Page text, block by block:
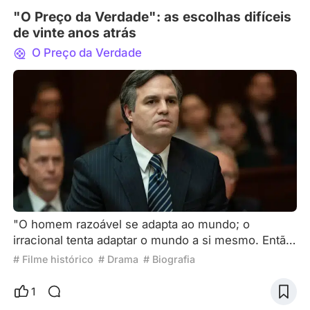
"O Preço da Verdade": as escolhas difíceis
de vinte anos atrás
O Preço da Verdade
"O homem razoável se adapta ao mundo; o
irracional tenta adaptar o mundo a si mesmo. Então,
o progresso depende do homem irracional."
escolhas que fazemos em momentos críticos da
# Filme histórico # Drama # Biografia
1